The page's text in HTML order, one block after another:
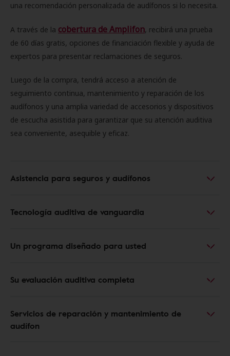
una recomendación personalizada de audífonos si lo necesita.
A través de la cobertura de Amplifon, recibirá una prueba
de 60 días gratis, opciones de financiación flexible y ayuda de
expertos para presentar reclamaciones de seguros.
Luego de la compra, tendrá acceso a atención de
seguimiento continua, mantenimiento y reparación de los
audífonos y una amplia variedad de accesorios y dispositivos
de escucha asistida para garantizar que su atención auditiva
sea conveniente, asequible y eficaz.
Asistencia para seguros y audífonos
Tecnología auditiva de vanguardia
Un programa diseñado para usted
Su evaluación auditiva completa
Servicios de reparación y mantenimiento de
audífon